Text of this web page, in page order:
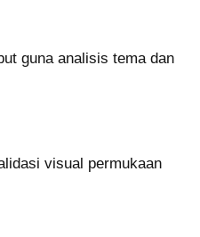
guna analisis tema dan
visual permukaan